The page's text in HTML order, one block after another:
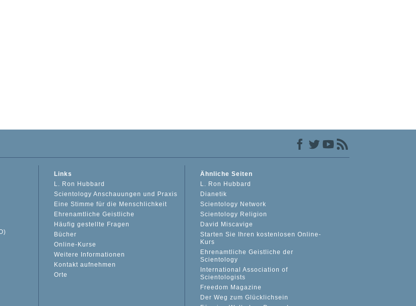
Links
L. Ron Hubbard
Scientology Anschauungen und Praxis
Eine Stimme für die Menschlichkeit
Ehrenamtliche Geistliche
Häufig gestellte Fragen
Bücher
Online-Kurse
Weitere Informationen
Kontakt aufnehmen
Orte
Ähnliche Seiten
L. Ron Hubbard
Dianetik
Scientology Network
Scientology Religion
David Miscavige
Starten Sie Ihren kostenlosen Online-
Kurs
Ehrenamtliche Geistliche der
Scientology
International Association of
Scientologists
Freedom Magazine
Der Weg zum Glücklichsein